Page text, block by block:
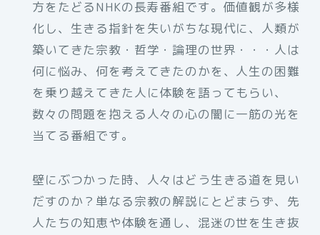
方をたどるNHKの長寿番組です。価値観が多様
化し、生きる指針を失いがちな現代に、人類が
築いてきた宗教・哲学・論理の世界・・・人は
何に悩み、何を考えてきたのかを、人生の困難
を乗り越えてきた人に体験を語ってもらい、
数々の問題を抱える人々の心の闇に一筋の光を
当てる番組です。
壁にぶつかった時、人々はどう生きる道を見い
だすのか？単なる宗教の解説にとどまらず、先
人たちの知恵や体験を通し、混迷の世を生き抜